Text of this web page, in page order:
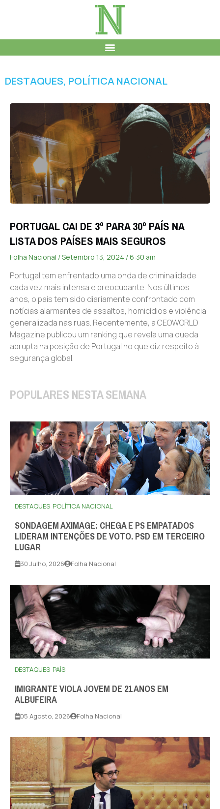
DESTAQUES, POLÍTICA NACIONAL
PORTUGAL CAI DE 3º PARA 30º PAÍS NA
LISTA DOS PAÍSES MAIS SEGUROS
Folha Nacional Setembro 13, 2024 6:30 am
Portugal tem enfrentado uma onda de criminalidade
cada vez mais intensa e preocupante. Nos últimos
anos, o país tem sido diariamente confrontado com
notícias alarmantes de assaltos, homicídios e violência
generalizada nas ruas. Recentemente, a CEOWORLD
Magazine publicou um ranking que revela uma queda
abrupta na posição de Portugal no que diz respeito à
segurança global.
POPULARES NESTA SEMANA
DESTAQUES POLÍTICA NACIONAL
SONDAGEM AXIMAGE: CHEGA E PS EMPATADOS
LIDERAM INTENÇÕES DE VOTO. PSD EM TERCEIRO
LUGAR
30 Julho, 2026 Folha Nacional
DESTAQUES PAÍS
IMIGRANTE VIOLA JOVEM DE 21 ANOS EM
ALBUFEIRA
05 Agosto, 2026 Folha Nacional